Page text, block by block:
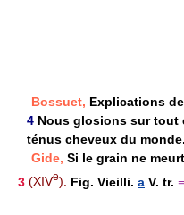
Bossuet, Explications
4 Nous glosions sur tout
ténus cheveux du monde.
Gide, Si le grain ne
3 (XIVe). Fig. Vieilli. a V. tr.